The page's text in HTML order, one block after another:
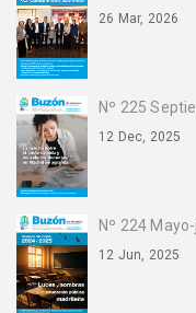
26 Mar, 2026
Nº 225
12 Dec, 2025
Nº 224
12 Jun, 2025